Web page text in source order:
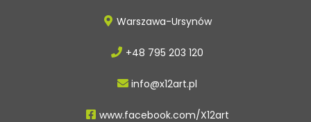
Warszawa-Ursynów
+48 795 203 120
info@x12art.pl
www.facebook.com/X12art